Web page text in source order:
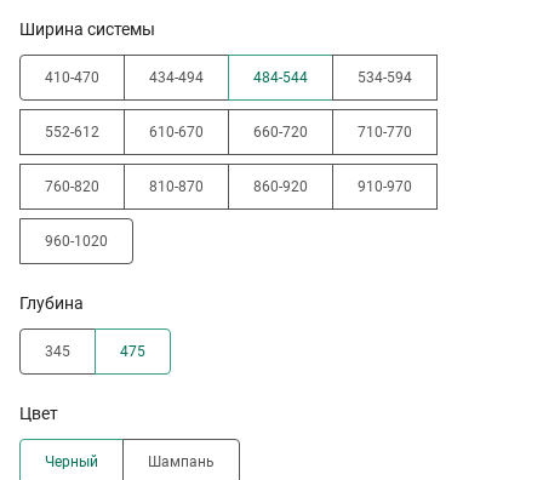
Ширина системы
410-470 434-494 484-544 534-594
552-612 610-670 660-720 710-770
760-820 810-870 860-920 910-970
960-1020
Глубина
345 475
Цвет
Черный Шампань